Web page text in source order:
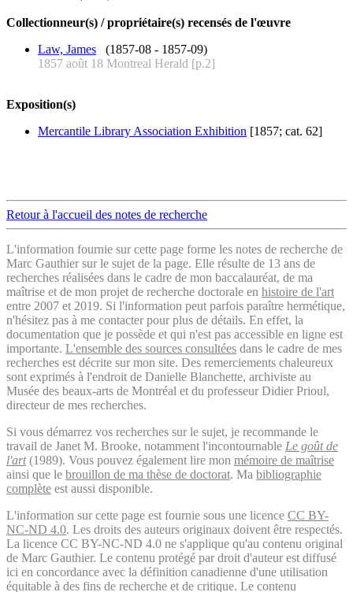
Collectionneur(s) / propriétaire(s) recensés de l'œuvre
Law, James (1857-08 - 1857-09)
1857 août 18 Montreal Herald [p.2]
Exposition(s)
Mercantile Library Association Exhibition [1857; cat. 62]
Retour à l'accueil des notes de recherche
L'information fournie sur cette page forme les notes de recherche de
Marc Gauthier sur le sujet de la page. Elle résulte de 13 ans de
recherches réalisées dans le cadre de mon baccalauréat, de ma
maîtrise et de mon projet de recherche doctorale en histoire de l'art
entre 2007 et 2019. Si l'information peut parfois paraître hermétique,
n'hésitez pas à me contacter pour plus de détails. En effet, la
documentation que je possède et qui n'est pas accessible en ligne est
importante. L'ensemble des sources consultées dans le cadre de mes
recherches est décrite sur mon site. Des remerciements chaleureux
sont exprimés à l'endroit de Danielle Blanchette, archiviste au
Musée des beaux-arts de Montréal et du professeur Didier Prioul,
directeur de mes recherches.
Si vous démarrez vos recherches sur le sujet, je recommande le
travail de Janet M. Brooke, notamment l'incontournable Le goût de
l'art(1989). Vous pouvez également lire mon mémoire de maîtrise
ainsi que le brouillon de ma thèse de doctorat. Ma bibliographie
complète est aussi disponible.
L'information sur cette page est fournie sous une licence CC BY-
NC-ND 4.0. Les droits des auteurs originaux doivent être respectés.
La licence CC BY-NC-ND 4.0 ne s'applique qu'au contenu original
de Marc Gauthier. Le contenu protégé par droit d'auteur est diffusé
ici en concordance avec la définition canadienne d'une utilisation
équitable à des fins de recherche et de critique. Le contenu